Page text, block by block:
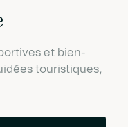
et bien-
touristiques,